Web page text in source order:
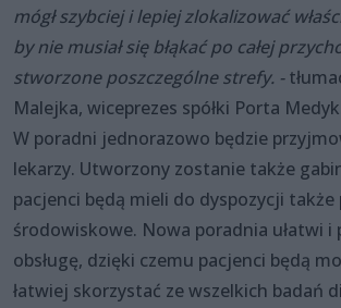
mógł szybciej i lepiej zlokalizować
by nie musiał się błąkać po całej
stworzone poszczególne strefy. -
Malejka, wiceprezes spółki Porta
W poradni jednorazowo będzie
lekarzy. Utworzony zostanie także
pacjenci będą mieli do dyspozycji także
środowiskowe. Nowa poradnia ułatwi i
obsługę, dzięki czemu pacjenci będą
łatwiej skorzystać ze wszelkich badań